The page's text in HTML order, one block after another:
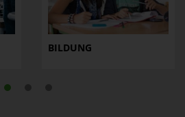
BILDUNG